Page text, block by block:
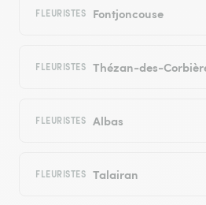
FLEURISTES Fontjoncouse
FLEURISTES Thézan-des-
FLEURISTES Albas
FLEURISTES Talairan